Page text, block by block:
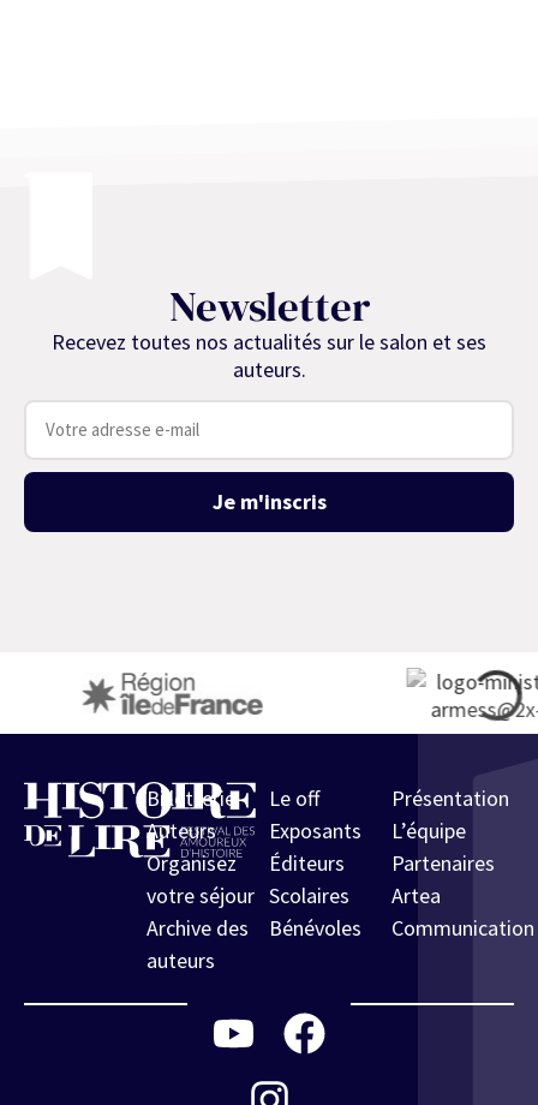
Newsletter
Recevez toutes nos actualités sur le salon et ses
auteurs.
Je m'inscris
Billetterie
Auteurs
Organisez
votre séjour
Archive des
auteurs
Le off
Exposants
Éditeurs
Scolaires
Bénévoles
Présentation
L’équipe
Partenaires
Artea
Communication